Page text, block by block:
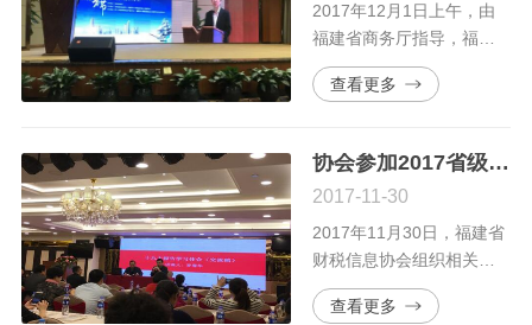
2017年12月1日上午，由
福建省商务厅指导，福建
省贸易促进中心主办，福
建省财税信息协会等中小
的第三届福建省中小商贸
流通企业服务节在福州启
动。
查看更多
协会参加2017省级社会组织新闻发言人暨财务管理培训班
2017-11-30
2017年11月30日，福建省
财税信息协会组织相关人
员参加福建省民政厅、福
建省民间组织服务中心在
查看更多